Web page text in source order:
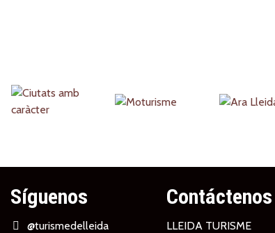
Partners
Síguenos
@turismedelleida
Contáctenos
LLEIDA TURISME